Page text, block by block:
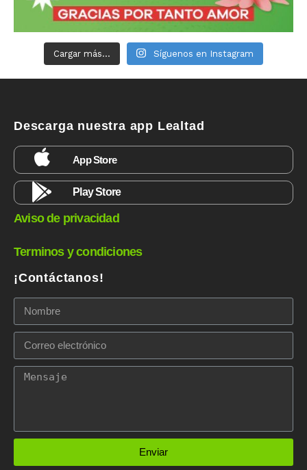
Cargar más... Síguenos en Instagram
Descarga nuestra app Lealtad
App Store
Play Store
Aviso de privacidad
Terminos y condiciones
¡Contáctanos!
Enviar